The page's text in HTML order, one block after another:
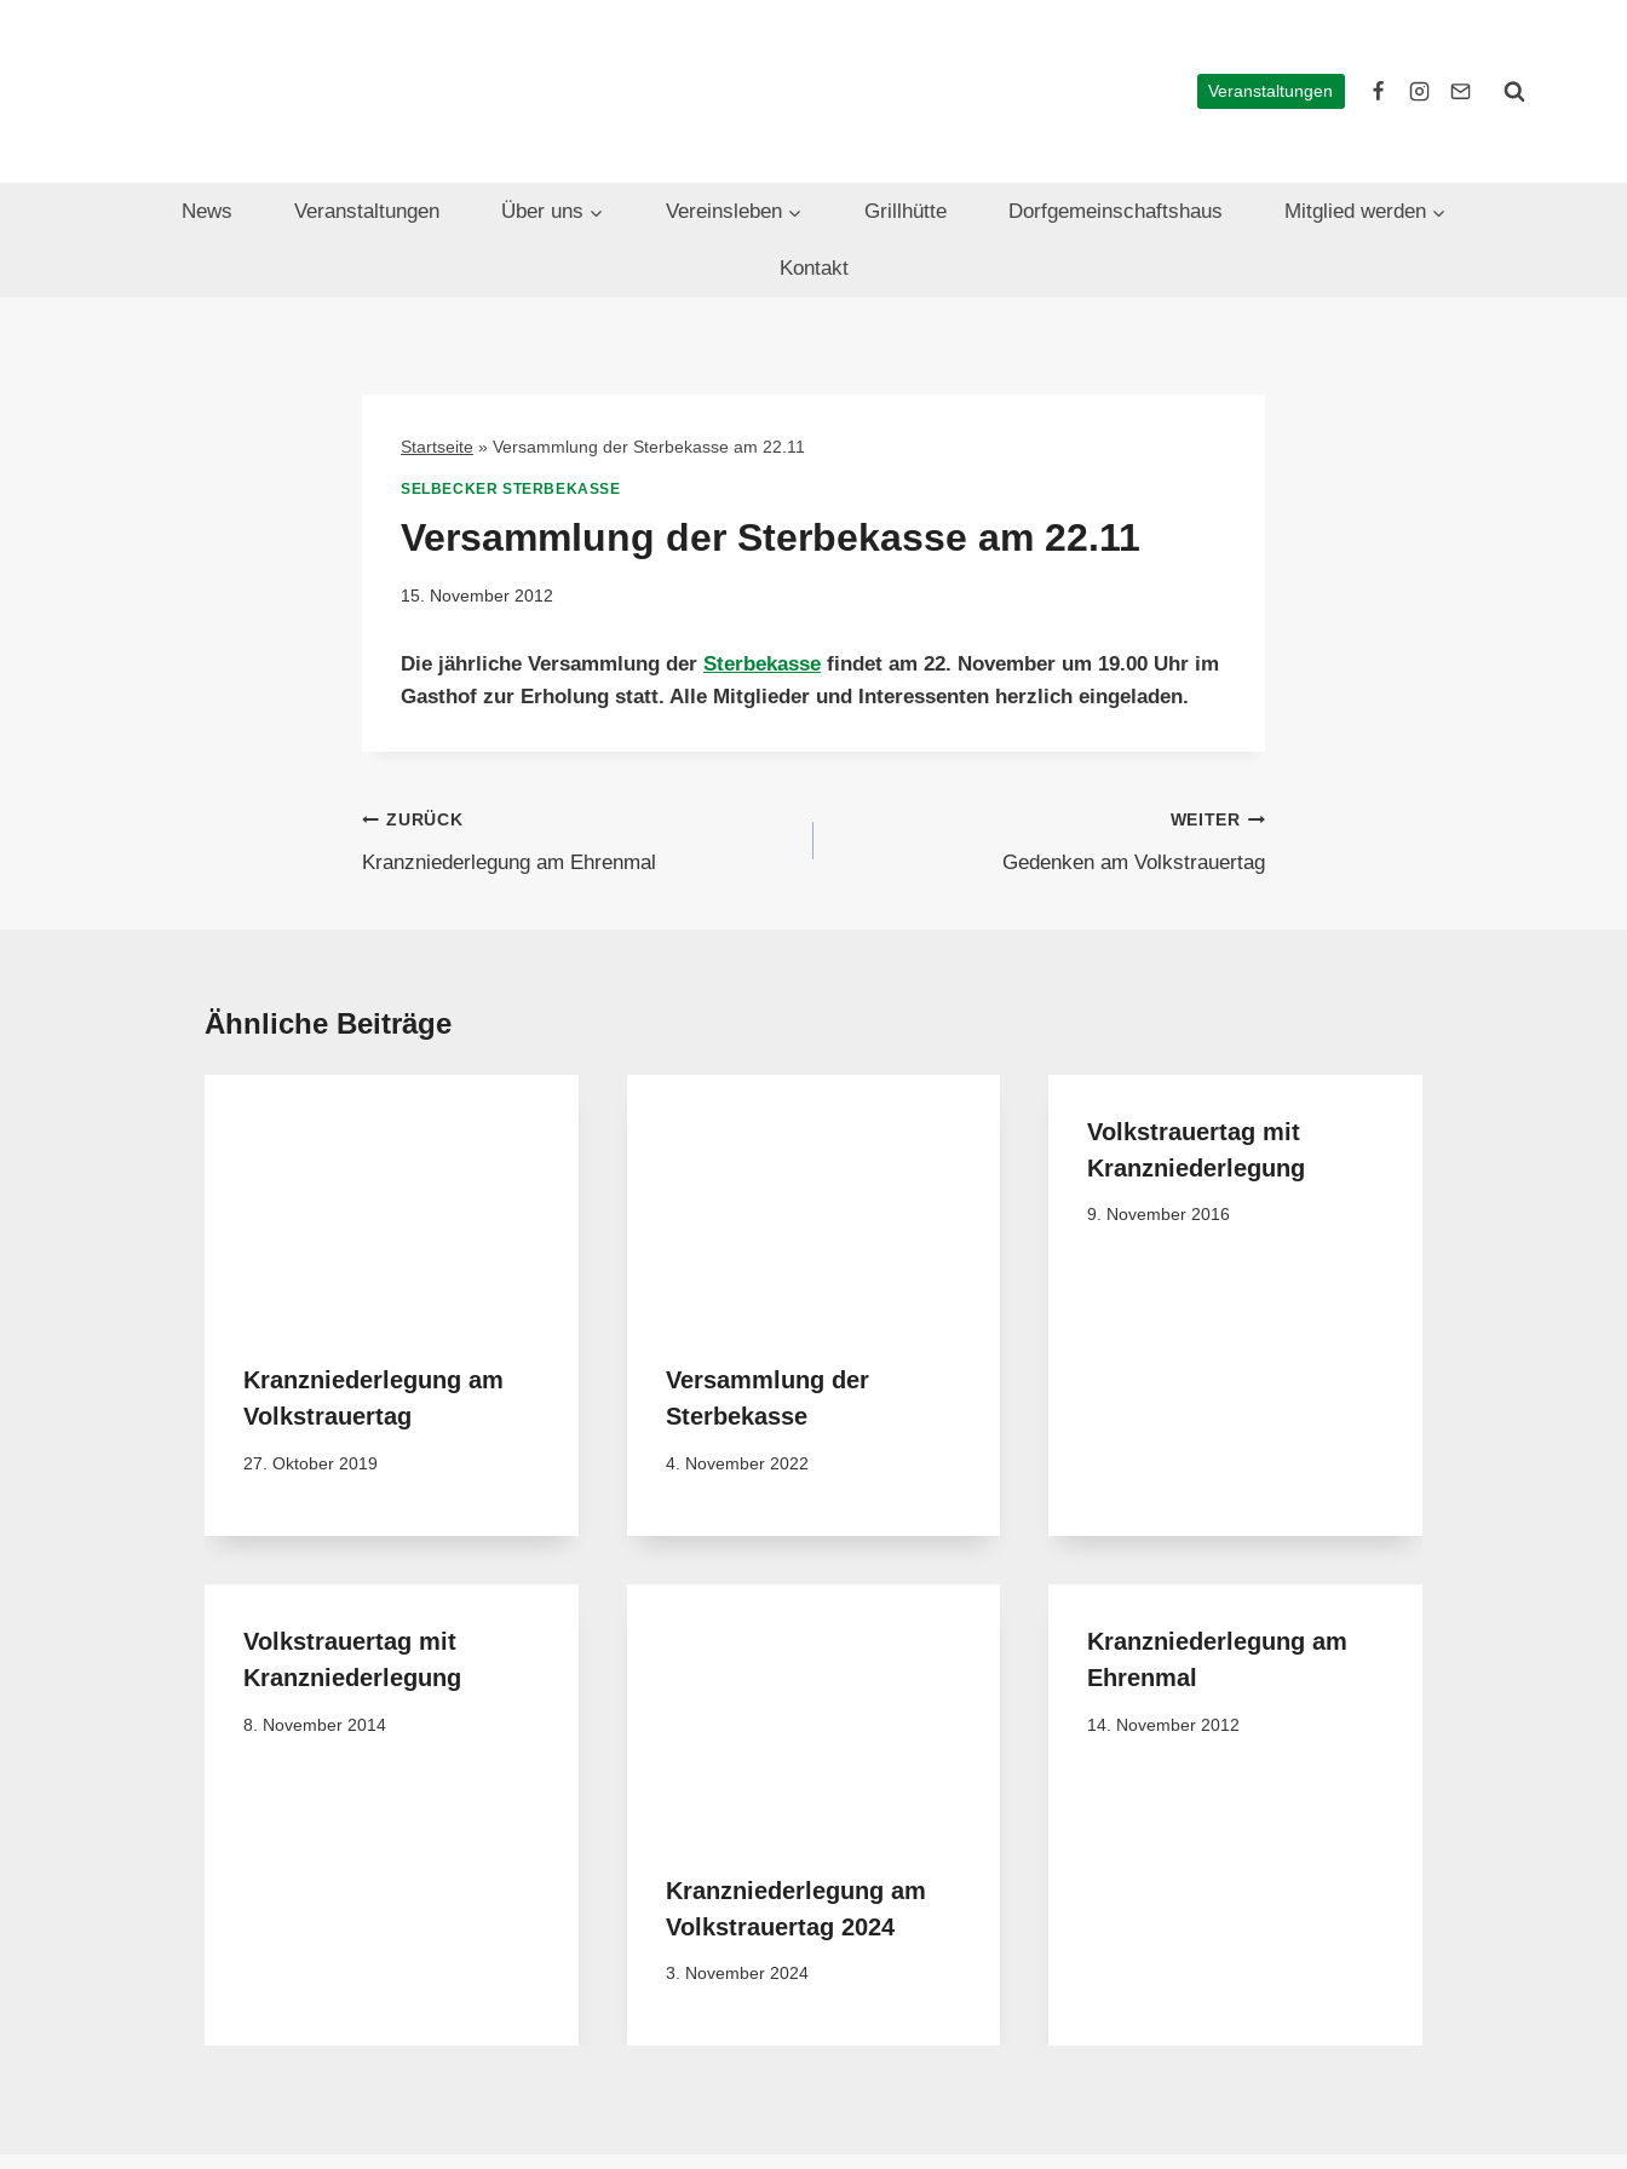
Veranstaltungen
News Veranstaltungen Über uns Vereinsleben Grillhütte Dorfgemeinschaftshaus Mitglied werden
Kontakt
Startseite » Versammlung der Sterbekasse am 22.11
SELBECKER STERBEKASSE
Versammlung der Sterbekasse am 22.11
15. November 2012
Die jährliche Versammlung der Sterbekasse findet am 22. November um 19.00 Uhr im
Gasthof zur Erholung statt. Alle Mitglieder und Interessenten herzlich eingeladen.
Beitragsnavigation
ZURÜCK
Kranzniederlegung am Ehrenmal
WEITER
Gedenken am Volkstrauertag
Ähnliche Beiträge
Kranzniederlegung am
Volkstrauertag
27. Oktober 2019
Versammlung der
Sterbekasse
4. November 2022
Volkstrauertag mit
Kranzniederlegung
9. November 2016
Volkstrauertag mit
Kranzniederlegung
8. November 2014
Kranzniederlegung am
Volkstrauertag 2024
3. November 2024
Kranzniederlegung am
Ehrenmal
14. November 2012